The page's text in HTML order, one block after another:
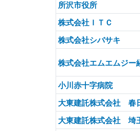
所沢市役所
株式会社ＩＴＣ
株式会社シバサキ
株式会社エムエムジー
小川赤十字病院
大東建託株式会社 春
大東建託株式会社 埼